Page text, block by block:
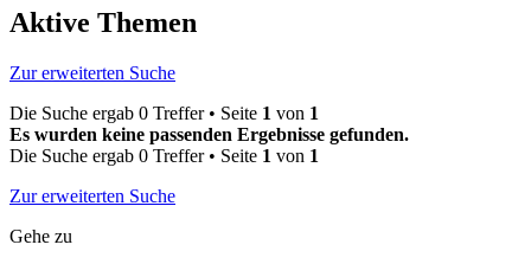
Aktive Themen
Zur erweiterten Suche
Die Suche ergab 0 Treffer • Seite 1 von 1
Es wurden keine passenden Ergebnisse gefunden.
Die Suche ergab 0 Treffer • Seite 1 von 1
Zur erweiterten Suche
Gehe zu